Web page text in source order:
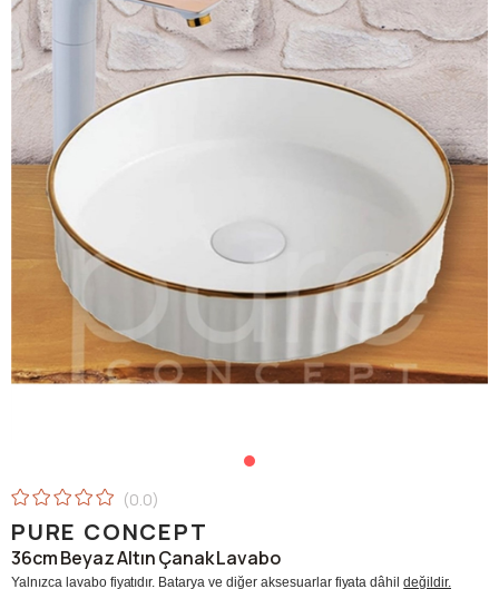
0.0
PURE CONCEPT
36cm Beyaz Altın Çanak Lavabo
Yalnızca lavabo fiyatıdır. Batarya ve diğer aksesuarlar fiyata dâhildeğildir.